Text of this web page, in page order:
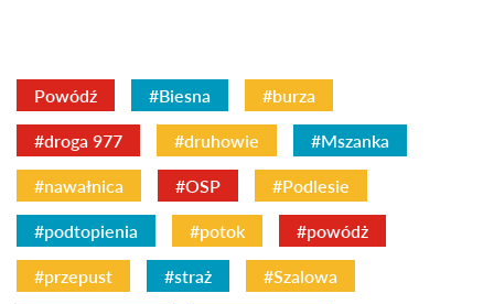
Powódź #Biesna #burza
#droga 977 #druhowie #Mszanka
#nawałnica #OSP #Podlesie
#podtopienia #potok #powódż
#przepust #straż #Szalowa